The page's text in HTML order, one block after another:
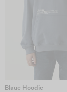
Blaue Hoodie